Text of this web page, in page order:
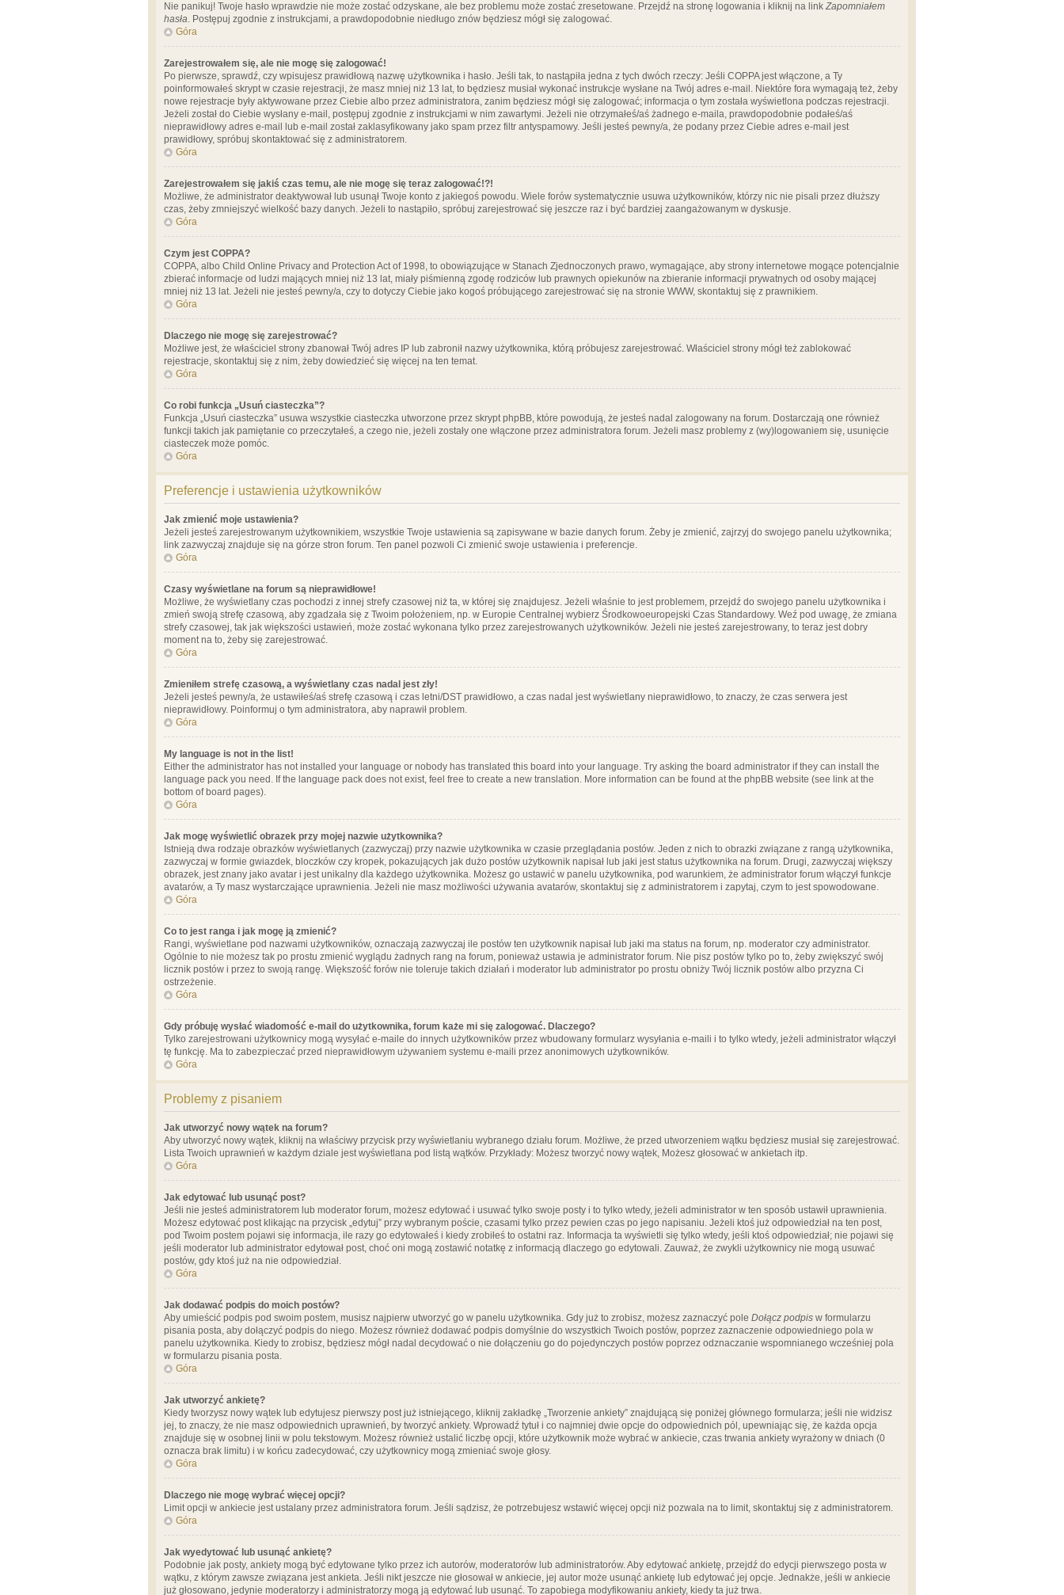
Nie panikuj! Twoje hasło wprawdzie nie może zostać odzyskane, ale bez problemu może zostać zresetowane. Przejdź na stronę logowania i kliknij na link Zapomniałem
hasła. Postępuj zgodnie z instrukcjami, a prawdopodobnie niedługo znów będziesz mógł się zalogować.
Góra
Zarejestrowałem się, ale nie mogę się zalogować!
Po pierwsze, sprawdź, czy wpisujesz prawidłową nazwę użytkownika i hasło. Jeśli tak, to nastąpiła jedna z tych dwóch rzeczy: Jeśli COPPA jest włączone, a Ty
poinformowałeś skrypt w czasie rejestracji, że masz mniej niż 13 lat, to będziesz musiał wykonać instrukcje wysłane na Twój adres e-mail. Niektóre fora wymagają też, żeby
nowe rejestracje były aktywowane przez Ciebie albo przez administratora, zanim będziesz mógł się zalogować; informacja o tym została wyświetlona podczas rejestracji.
Jeżeli został do Ciebie wysłany e-mail, postępuj zgodnie z instrukcjami w nim zawartymi. Jeżeli nie otrzymałeś/aś żadnego e-maila, prawdopodobnie podałeś/aś
nieprawidłowy adres e-mail lub e-mail został zaklasyfikowany jako spam przez filtr antyspamowy. Jeśli jesteś pewny/a, że podany przez Ciebie adres e-mail jest
prawidłowy, spróbuj skontaktować się z administratorem.
Góra
Zarejestrowałem się jakiś czas temu, ale nie mogę się teraz zalogować!?!
Możliwe, że administrator deaktywował lub usunął Twoje konto z jakiegoś powodu. Wiele forów systematycznie usuwa użytkowników, którzy nic nie pisali przez dłuższy
czas, żeby zmniejszyć wielkość bazy danych. Jeżeli to nastąpiło, spróbuj zarejestrować się jeszcze raz i być bardziej zaangażowanym w dyskusje.
Góra
Czym jest COPPA?
COPPA, albo Child Online Privacy and Protection Act of 1998, to obowiązujące w Stanach Zjednoczonych prawo, wymagające, aby strony internetowe mogące potencjalnie
zbierać informacje od ludzi mających mniej niż 13 lat, miały piśmienną zgodę rodziców lub prawnych opiekunów na zbieranie informacji prywatnych od osoby mającej
mniej niż 13 lat. Jeżeli nie jesteś pewny/a, czy to dotyczy Ciebie jako kogoś próbującego zarejestrować się na stronie WWW, skontaktuj się z prawnikiem.
Góra
Dlaczego nie mogę się zarejestrować?
Możliwe jest, że właściciel strony zbanował Twój adres IP lub zabronił nazwy użytkownika, którą próbujesz zarejestrować. Właściciel strony mógł też zablokować
rejestracje, skontaktuj się z nim, żeby dowiedzieć się więcej na ten temat.
Góra
Co robi funkcja „Usuń ciasteczka”?
Funkcja „Usuń ciasteczka” usuwa wszystkie ciasteczka utworzone przez skrypt phpBB, które powodują, że jesteś nadal zalogowany na forum. Dostarczają one również
funkcji takich jak pamiętanie co przeczytałeś, a czego nie, jeżeli zostały one włączone przez administratora forum. Jeżeli masz problemy z (wy)logowaniem się, usunięcie
ciasteczek może pomóc.
Góra
Preferencje i ustawienia użytkowników
Jak zmienić moje ustawienia?
Jeżeli jesteś zarejestrowanym użytkownikiem, wszystkie Twoje ustawienia są zapisywane w bazie danych forum. Żeby je zmienić, zajrzyj do swojego panelu użytkownika;
link zazwyczaj znajduje się na górze stron forum. Ten panel pozwoli Ci zmienić swoje ustawienia i preferencje.
Góra
Czasy wyświetlane na forum są nieprawidłowe!
Możliwe, że wyświetlany czas pochodzi z innej strefy czasowej niż ta, w której się znajdujesz. Jeżeli właśnie to jest problemem, przejdź do swojego panelu użytkownika i
zmień swoją strefę czasową, aby zgadzała się z Twoim położeniem, np. w Europie Centralnej wybierz Środkowoeuropejski Czas Standardowy. Weź pod uwagę, że zmiana
strefy czasowej, tak jak większości ustawień, może zostać wykonana tylko przez zarejestrowanych użytkowników. Jeżeli nie jesteś zarejestrowany, to teraz jest dobry
moment na to, żeby się zarejestrować.
Góra
Zmieniłem strefę czasową, a wyświetlany czas nadal jest zły!
Jeżeli jesteś pewny/a, że ustawiłeś/aś strefę czasową i czas letni/DST prawidłowo, a czas nadal jest wyświetlany nieprawidłowo, to znaczy, że czas serwera jest
nieprawidłowy. Poinformuj o tym administratora, aby naprawił problem.
Góra
My language is not in the list!
Either the administrator has not installed your language or nobody has translated this board into your language. Try asking the board administrator if they can install the
language pack you need. If the language pack does not exist, feel free to create a new translation. More information can be found at the phpBB website (see link at the
bottom of board pages).
Góra
Jak mogę wyświetlić obrazek przy mojej nazwie użytkownika?
Istnieją dwa rodzaje obrazków wyświetlanych (zazwyczaj) przy nazwie użytkownika w czasie przeglądania postów. Jeden z nich to obrazki związane z rangą użytkownika,
zazwyczaj w formie gwiazdek, bloczków czy kropek, pokazujących jak dużo postów użytkownik napisał lub jaki jest status użytkownika na forum. Drugi, zazwyczaj większy
obrazek, jest znany jako avatar i jest unikalny dla każdego użytkownika. Możesz go ustawić w panelu użytkownika, pod warunkiem, że administrator forum włączył funkcje
avatarów, a Ty masz wystarczające uprawnienia. Jeżeli nie masz możliwości używania avatarów, skontaktuj się z administratorem i zapytaj, czym to jest spowodowane.
Góra
Co to jest ranga i jak mogę ją zmienić?
Rangi, wyświetlane pod nazwami użytkowników, oznaczają zazwyczaj ile postów ten użytkownik napisał lub jaki ma status na forum, np. moderator czy administrator.
Ogólnie to nie możesz tak po prostu zmienić wyglądu żadnych rang na forum, ponieważ ustawia je administrator forum. Nie pisz postów tylko po to, żeby zwiększyć swój
licznik postów i przez to swoją rangę. Większość forów nie toleruje takich działań i moderator lub administrator po prostu obniży Twój licznik postów albo przyzna Ci
ostrzeżenie.
Góra
Gdy próbuję wysłać wiadomość e-mail do użytkownika, forum każe mi się zalogować. Dlaczego?
Tylko zarejestrowani użytkownicy mogą wysyłać e-maile do innych użytkowników przez wbudowany formularz wysyłania e-maili i to tylko wtedy, jeżeli administrator włączył
tę funkcję. Ma to zabezpieczać przed nieprawidłowym używaniem systemu e-maili przez anonimowych użytkowników.
Góra
Problemy z pisaniem
Jak utworzyć nowy wątek na forum?
Aby utworzyć nowy wątek, kliknij na właściwy przycisk przy wyświetlaniu wybranego działu forum. Możliwe, że przed utworzeniem wątku będziesz musiał się zarejestrować.
Lista Twoich uprawnień w każdym dziale jest wyświetlana pod listą wątków. Przykłady: Możesz tworzyć nowy wątek, Możesz głosować w ankietach itp.
Góra
Jak edytować lub usunąć post?
Jeśli nie jesteś administratorem lub moderator forum, możesz edytować i usuwać tylko swoje posty i to tylko wtedy, jeżeli administrator w ten sposób ustawił uprawnienia.
Możesz edytować post klikając na przycisk „edytuj” przy wybranym poście, czasami tylko przez pewien czas po jego napisaniu. Jeżeli ktoś już odpowiedział na ten post,
pod Twoim postem pojawi się informacja, ile razy go edytowałeś i kiedy zrobiłeś to ostatni raz. Informacja ta wyświetli się tylko wtedy, jeśli ktoś odpowiedział; nie pojawi się
jeśli moderator lub administrator edytował post, choć oni mogą zostawić notatkę z informacją dlaczego go edytowali. Zauważ, że zwykli użytkownicy nie mogą usuwać
postów, gdy ktoś już na nie odpowiedział.
Góra
Jak dodawać podpis do moich postów?
Aby umieścić podpis pod swoim postem, musisz najpierw utworzyć go w panelu użytkownika. Gdy już to zrobisz, możesz zaznaczyć pole Dołącz podpis w formularzu
pisania posta, aby dołączyć podpis do niego. Możesz również dodawać podpis domyślnie do wszystkich Twoich postów, poprzez zaznaczenie odpowiedniego pola w
panelu użytkownika. Kiedy to zrobisz, będziesz mógł nadal decydować o nie dołączeniu go do pojedynczych postów poprzez odznaczanie wspomnianego wcześniej pola
w formularzu pisania posta.
Góra
Jak utworzyć ankietę?
Kiedy tworzysz nowy wątek lub edytujesz pierwszy post już istniejącego, kliknij zakładkę „Tworzenie ankiety” znajdującą się poniżej głównego formularza; jeśli nie widzisz
jej, to znaczy, że nie masz odpowiednich uprawnień, by tworzyć ankiety. Wprowadź tytuł i co najmniej dwie opcje do odpowiednich pól, upewniając się, że każda opcja
znajduje się w osobnej linii w polu tekstowym. Możesz również ustalić liczbę opcji, które użytkownik może wybrać w ankiecie, czas trwania ankiety wyrażony w dniach (0
oznacza brak limitu) i w końcu zadecydować, czy użytkownicy mogą zmieniać swoje głosy.
Góra
Dlaczego nie mogę wybrać więcej opcji?
Limit opcji w ankiecie jest ustalany przez administratora forum. Jeśli sądzisz, że potrzebujesz wstawić więcej opcji niż pozwala na to limit, skontaktuj się z administratorem.
Góra
Jak wyedytować lub usunąć ankietę?
Podobnie jak posty, ankiety mogą być edytowane tylko przez ich autorów, moderatorów lub administratorów. Aby edytować ankietę, przejdź do edycji pierwszego posta w
wątku, z którym zawsze związana jest ankieta. Jeśli nikt jeszcze nie głosował w ankiecie, jej autor może usunąć ankietę lub edytować jej opcje. Jednakże, jeśli w ankiecie
już głosowano, jedynie moderatorzy i administratorzy mogą ją edytować lub usunąć. To zapobiega modyfikowaniu ankiety, kiedy ta już trwa.